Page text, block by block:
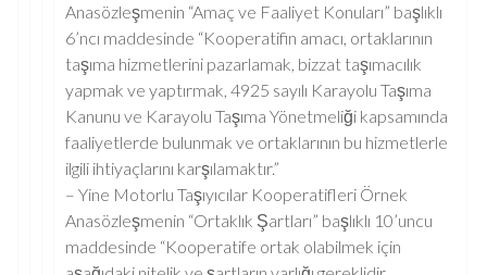
Anasözleşmenin “Amaç ve Faaliyet Konuları” başlıklı
6’ncı maddesinde “Kooperatifin amacı, ortaklarının
taşıma hizmetlerini pazarlamak, bizzat taşımacılık
yapmak ve yaptırmak, 4925 sayılı Karayolu Taşıma
Kanunu ve Karayolu Taşıma Yönetmeliği kapsamında
faaliyetlerde bulunmak ve ortaklarının bu hizmetlerle
ilgili ihtiyaçlarını karşılamaktır.”
– Yine Motorlu Taşıyıcılar Kooperatifleri Örnek
Anasözleşmenin “Ortaklık Şartları” başlıklı 10’uncu
maddesinde “Kooperatife ortak olabilmek için